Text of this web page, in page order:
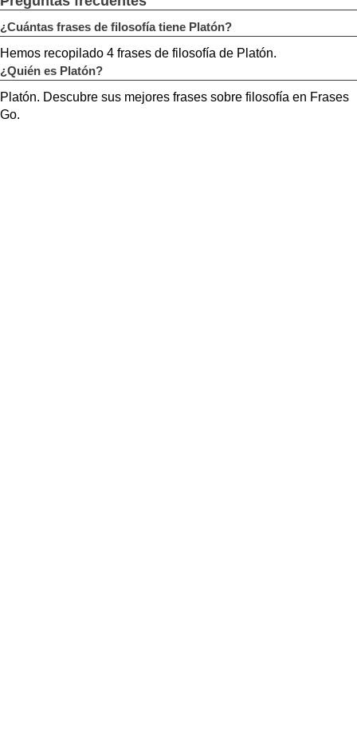
¿Cuántas frases de filosofía tiene Platón?
Hemos recopilado 4 frases de filosofía de Platón.
¿Quién es Platón?
Platón. Descubre sus mejores frases sobre filosofía en Frases
Go.